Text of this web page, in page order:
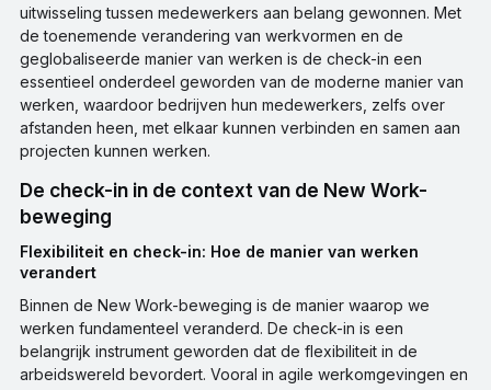
uitwisseling tussen medewerkers aan belang gewonnen. Met
de toenemende verandering van werkvormen en de
geglobaliseerde manier van werken is de check-in een
essentieel onderdeel geworden van de moderne manier van
werken, waardoor bedrijven hun medewerkers, zelfs over
afstanden heen, met elkaar kunnen verbinden en samen aan
projecten kunnen werken.
De check-in in de context van de New Work-
beweging
Flexibiliteit en check-in: Hoe de manier van werken
verandert
Binnen de New Work-beweging is de manier waarop we
werken fundamenteel veranderd. De check-in is een
belangrijk instrument geworden dat de flexibiliteit in de
arbeidswereld bevordert. Vooral in agile werkomgevingen en